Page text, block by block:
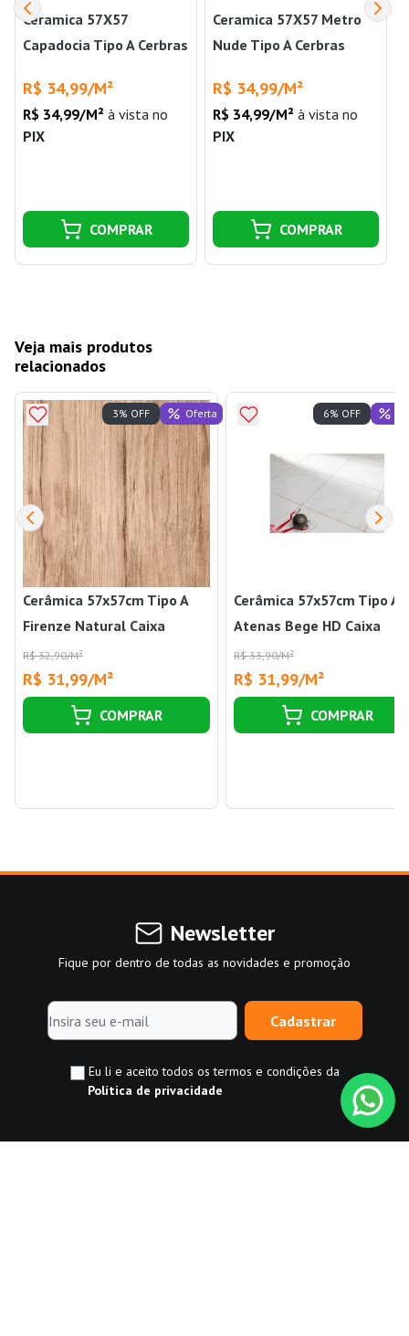
Ceramica 57X57
Capadocia Tipo A Cerbras
R$ 34,99/M²
R$ 34,99/M² à vista no
PIX
COMPRAR
Ceramica 57X57 Metro
Nude Tipo A Cerbras
R$ 34,99/M²
R$ 34,99/M² à vista no
PIX
COMPRAR
Veja mais produtos
relacionados
Cerâmica 57x57cm Tipo A
Firenze Natural Caixa
2,62m² Cerbras
R$ 32,90/M²
R$ 31,99/M²
3% OFF Oferta
COMPRAR
Cerâmica 57x57cm Tipo A
Atenas Bege HD Caixa
2,62m² Cerbras
R$ 33,90/M²
R$ 31,99/M²
6% OFF
COMPRAR
Newsletter
Fique por dentro de todas as novidades e promoção
Cadastrar
Eu li e aceito todos os termos e condições da
Política de privacidade